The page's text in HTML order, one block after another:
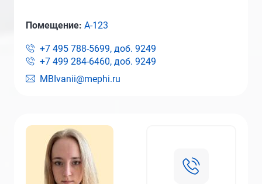
MBIvanii@mephi.ru
Помещение: А-123
+7 495 788-5699, доб. 9249
+7 499 284-6460, доб. 9249